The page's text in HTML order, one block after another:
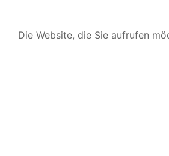
Die Website, die Sie aufrufen